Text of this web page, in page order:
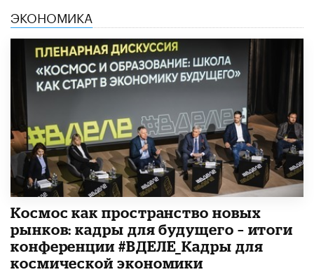
ЭКОНОМИКА
Космос как пространство новых
рынков: кадры для будущего – итоги
конференции #ВДЕЛЕ_Кадры для
космической экономики